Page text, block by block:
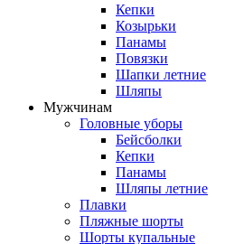
Кепки
Козырьки
Панамы
Повязки
Шапки летние
Шляпы
Мужчинам
Головные уборы
Бейсболки
Кепки
Панамы
Шляпы летние
Плавки
Пляжные шорты
Шорты купальные